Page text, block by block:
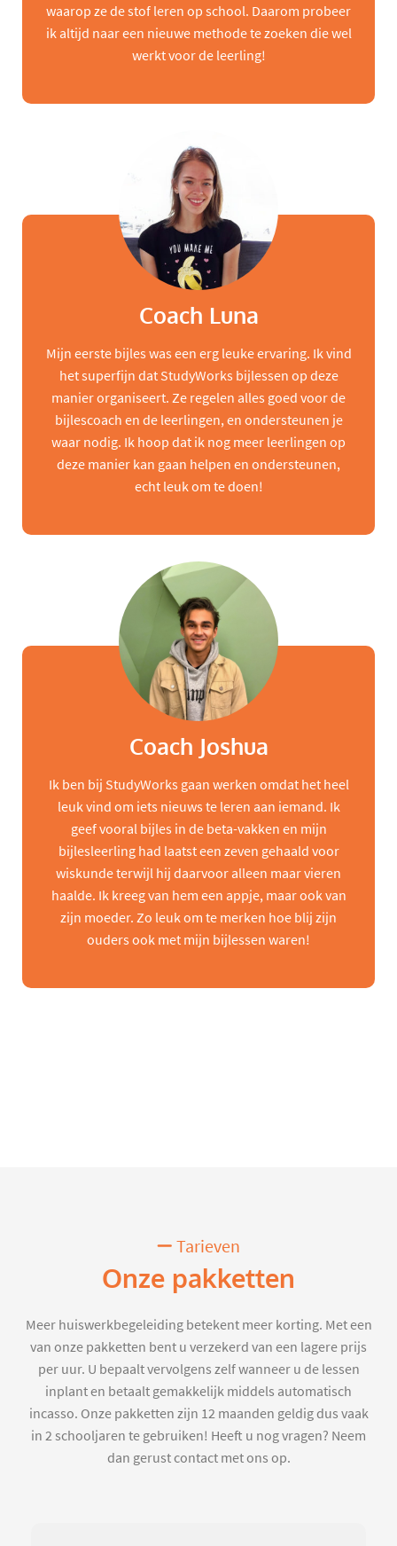
waarop ze de stof leren op school. Daarom probeer
ik altijd naar een nieuwe methode te zoeken die wel
werkt voor de leerling!
Coach Luna
Mijn eerste bijles was een erg leuke ervaring. Ik vind
het superfijn dat StudyWorks bijlessen op deze
manier organiseert. Ze regelen alles goed voor de
bijlescoach en de leerlingen, en ondersteunen je
waar nodig. Ik hoop dat ik nog meer leerlingen op
deze manier kan gaan helpen en ondersteunen,
echt leuk om te doen!
Coach Joshua
Ik ben bij StudyWorks gaan werken omdat het heel
leuk vind om iets nieuws te leren aan iemand. Ik
geef vooral bijles in de beta-vakken en mijn
bijlesleerling had laatst een zeven gehaald voor
wiskunde terwijl hij daarvoor alleen maar vieren
haalde. Ik kreeg van hem een appje, maar ook van
zijn moeder. Zo leuk om te merken hoe blij zijn
ouders ook met mijn bijlessen waren!
Tarieven
Onze pakketten
Meer huiswerkbegeleiding betekent meer korting. Met een
van onze pakketten bent u verzekerd van een lagere prijs
per uur. U bepaalt vervolgens zelf wanneer u de lessen
inplant en betaalt gemakkelijk middels automatisch
incasso. Onze pakketten zijn 12 maanden geldig dus vaak
in 2 schooljaren te gebruiken! Heeft u nog vragen? Neem
dan gerust contact met ons op.